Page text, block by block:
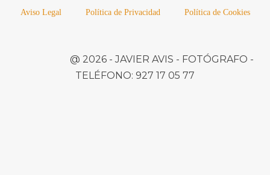
Aviso Legal Política de Privacidad Política de Cookies
@ 2026 -JAVIER AVIS - FOTÓGRAFO -
TELÉFONO: 927 17 05 77